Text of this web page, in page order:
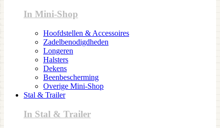
In Mini-Shop
Hoofdstellen & Accessoires
Zadelbenodigdheden
Longeren
Halsters
Dekens
Beenbescherming
Overige Mini-Shop
Stal & Trailer
In Stal & Trailer